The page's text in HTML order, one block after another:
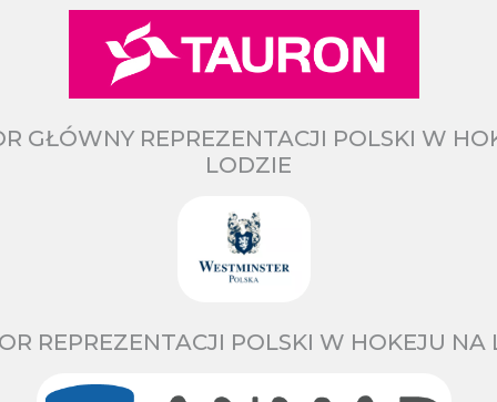
GŁÓWNY REPREZENTACJI POLSKI W
LODZIE
REPREZENTACJI POLSKI W HOKEJU NA